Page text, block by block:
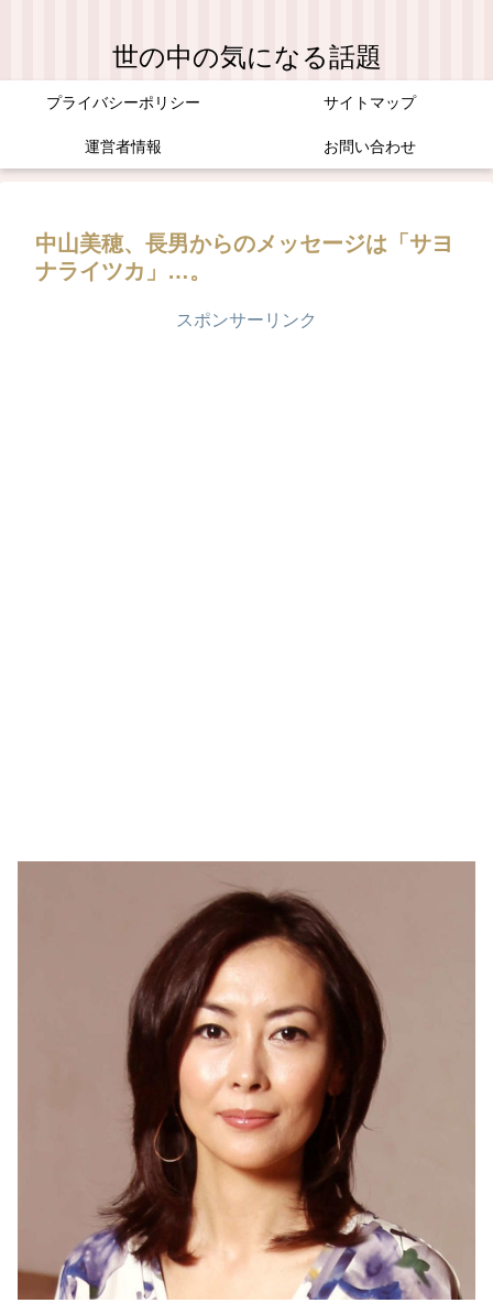
世の中の気になる話題
プライバシーポリシー サイトマップ
運営者情報 お問い合わせ
中山美穂、長男からのメッセージは「サヨ
ナライツカ」…。
スポンサーリンク